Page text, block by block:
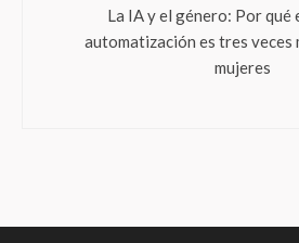
La IA y el género: Por qué
automatización es tres veces
mujeres